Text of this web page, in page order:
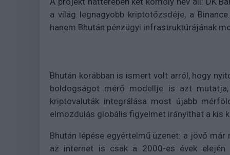
a világ legnagyobb kriptotőzsdéje, a
hanem Bhután pénzügyi infrastruktúrájának
Bhután korábban is ismert volt arról, hogy
boldogságot mérő modellje is azt
kriptovaluták integrálása most újabb
elmozdulás globális figyelmet irányíthat a kis
Bhután lépése egyértelmű üzenet: a jövő
az internet is csak a 2000-es évek